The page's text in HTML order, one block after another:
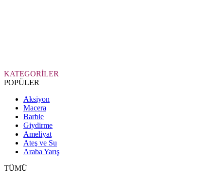
KATEGORİLER
POPÜLER
Aksiyon
Macera
Barbie
Giydirme
Ameliyat
Ateş ve Su
Araba Yarış
TÜMÜ